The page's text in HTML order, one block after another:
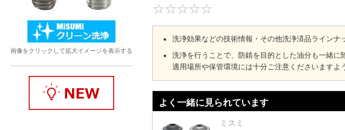
画像をクリックして拡大イメージを表示する
洗浄効果などの技術情報・その他洗浄済品ラインナ
洗浄を行うことで、防錆を目的とした油分も一緒に
適用場所や保管環境には十分ご注意くださいますよ
よく一緒に見られています
ミスミ